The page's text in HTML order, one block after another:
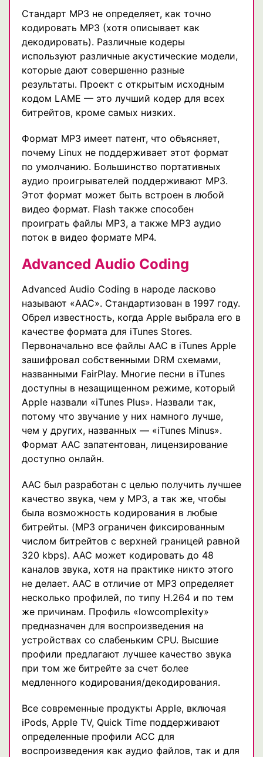
Стандарт MP3 не определяет, как точно
кодировать MP3 (хотя описывает как
декодировать). Различные кодеры
используют различные акустические модели,
которые дают совершенно разные
результаты. Проект с открытым исходным
кодом LAME — это лучший кодер для всех
битрейтов, кроме самых низких.
Формат MP3 имеет патент, что объясняет,
почему Linux не поддерживает этот формат
по умолчанию. Большинство портативных
аудио проигрывателей поддерживают MP3.
Этот формат может быть встроен в любой
видео формат. Flash также способен
проиграть файлы MP3, а также MP3 аудио
поток в видео формате MP4.
Advanced Audio Coding
Advanced Audio Coding в народе ласково
называют «AAC». Стандартизован в 1997 году.
Обрел известность, когда Apple выбрала его в
качестве формата для iTunes Stores.
Первоначально все файлы AAC в iTunes Apple
зашифровал собственными DRM схемами,
названными FairPlay. Многие песни в iTunes
доступны в незащищенном режиме, который
Apple назвали «iTunes Plus». Назвали так,
потому что звучание у них намного лучше,
чем у других, названных — «iTunes Minus».
Формат AAC запатентован, лицензирование
доступно онлайн.
AAC был разработан с целью получить лучшее
качество звука, чем у MP3, а так же, чтобы
была возможность кодирования в любые
битрейты. (MP3 ограничен фиксированным
числом битрейтов с верхней границей равной
320 kbps). AAC может кодировать до 48
каналов звука, хотя на практике никто этого
не делает. AAC в отличие от MP3 определяет
несколько профилей, по типу H.264 и по тем
же причинам. Профиль «lowcomplexity»
предназначен для воспроизведения на
устройствах со слабеньким CPU. Высшие
профили предлагают лучшее качество звука
при том же битрейте за счет более
медленного кодирования/декодирования.
Все современные продукты Apple, включая
iPods, Apple TV, Quick Time поддерживают
определенные профили ACC для
воспроизведения как аудио файлов, так и для